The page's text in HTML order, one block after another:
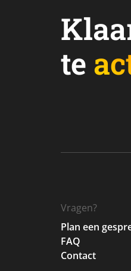
te
Vragen?
Plan een
FAQ
Contact